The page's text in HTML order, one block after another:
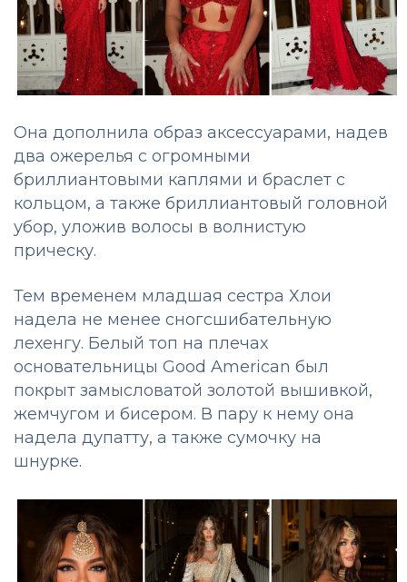
Она дополнила образ аксессуарами, надев
два ожерелья с огромными
бриллиантовыми каплями и браслет с
кольцом, а также бриллиантовый головной
убор, уложив волосы в волнистую
прическу.
Тем временем младшая сестра Хлои
надела не менее сногсшибательную
лехенгу. Белый топ на плечах
основательницы Good American был
покрыт замысловатой золотой вышивкой,
жемчугом и бисером. В пару к нему она
надела дупатту, а также сумочку на
шнурке.